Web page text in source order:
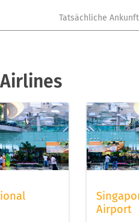
Tatsächliche
Airport